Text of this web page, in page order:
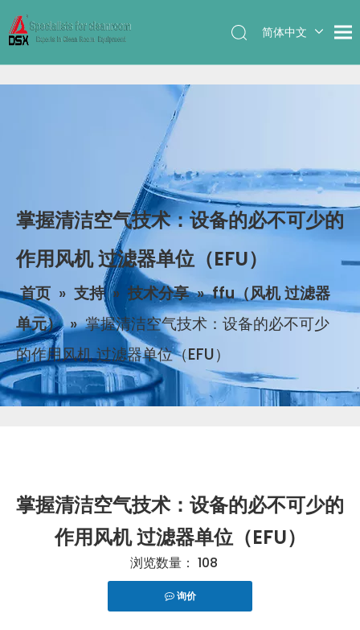
简体中文
掌握清洁空气技术：设备的必不可少的
作用风机 过滤器单位（EFU）
首页 » 支持 » 技术分享 »ffu（风机 过滤器
单元） »掌握清洁空气技术：设备的必不可少
的作用风机 过滤器单位（EFU）
掌握清洁空气技术：设备的必不可少的
作用风机 过滤器单位（EFU）
浏览数量： 108
询价